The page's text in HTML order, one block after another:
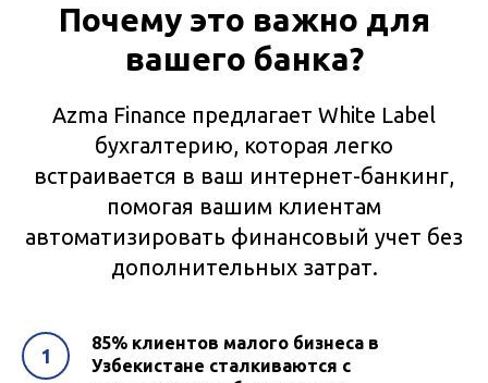
Почему это важно для
вашего банка?
Azma Finance предлагает White Label
бухгалтерию, которая легко
встраивается в ваш интернет-банкинг,
помогая вашим клиентам
автоматизировать финансовый учет без
дополнительных затрат.
85% клиентов малого бизнеса в
Узбекистане сталкиваются с